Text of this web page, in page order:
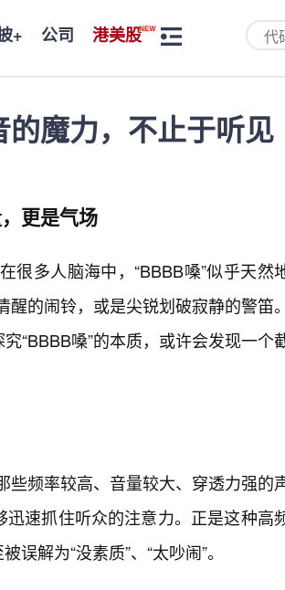
+ 公司 港美股
魔力，不止于听见
更是气场
很多人脑海中，“BBBB嗓”似乎天然
醒的闹铃，或是尖锐划破寂静的警笛。
“BBBB嗓”的本质，或许会发现一个
些频率较高、音量较大、穿透力强的
速抓住听众的注意力。正是这种高
解为“没素质”、“太吵闹”。